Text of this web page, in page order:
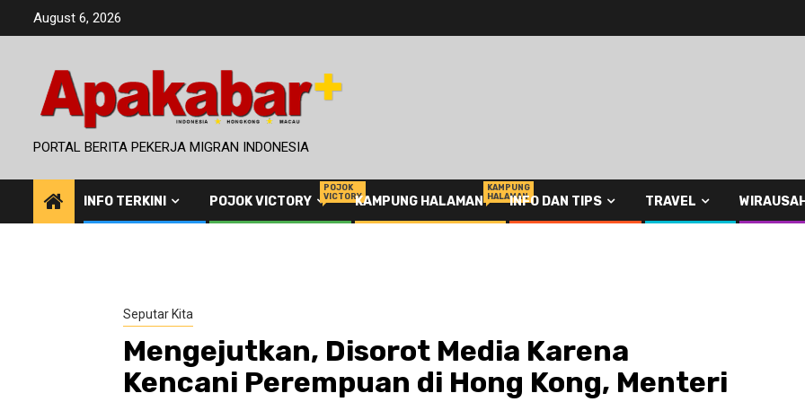
August 6, 2026
PORTAL BERITA PEKERJA MIGRAN INDONESIA
INFO TERKINI POJOK VICTORY
POJOK
VICTORYKAMPUNG HALAMAN
KAMPUNG
HALAMANINFO DAN TIPS TRAVEL
Seputar Kita
Mengejutkan, Disorot Media Karena
Kencani Perempuan di Hong Kong, Menteri